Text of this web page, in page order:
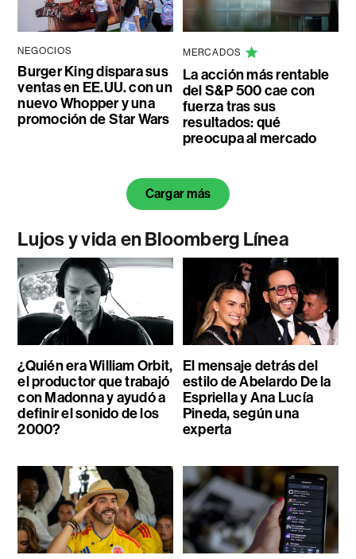
NEGOCIOS
Burger King dispara sus
ventas en EE.UU. con un
nuevo Whopper y una
promoción de Star Wars
MERCADOS
La acción más rentable
del S&P 500 cae con
fuerza tras sus
resultados: qué
preocupa al mercado
Cargar más
Lujos y vida en Bloomberg Línea
¿Quién era William Orbit,
el productor que trabajó
con Madonna y ayudó a
definir el sonido de los
2000?
El mensaje detrás del
estilo de Abelardo De la
Espriella y Ana Lucía
Pineda, según una
experta